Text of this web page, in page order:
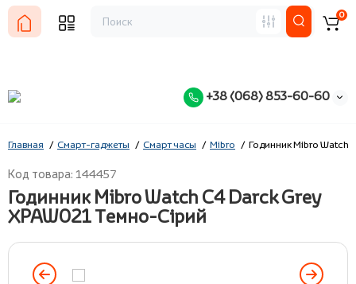
+38 (068) 853-60-60
0
Главная Смарт-гаджеты Смарт часы Mibro Годинник Mibro Watch
Код товара: 144457
Годинник Mibro Watch C4 Darck Grey
XPAW021 Темно-Сірий